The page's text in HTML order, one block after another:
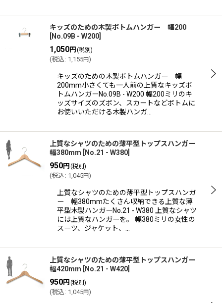
キッズのための木製ボトムハンガー 幅200
[No.09B - W200]
1,050円(税別)
(税込 : 1,155円)
キッズのための木製ボトムハンガー 幅
200mm小さくても一人前の上質なキッズボ
トムハンガーNo.09B - W200 幅200ミリのキ
ッズサイズのズボン、スカートなどボトムに
お使いいただける木製ハンガ…
上質なシャツのための薄平型トップスハンガー
幅380mm [No.21 - W380]
950円(税別)
(税込 : 1,045円)
上質なシャツのための薄平型トップスハンガ
ー 幅380mmたくさん収納できる上質な薄
平型木製ハンガーNo.21 - W380 上質なシャツ
には上質なハンガーを。 幅380ミリの女性の
スーツ、ジャケット、…
上質なシャツのための薄平型トップスハンガー
幅420mm [No.21 - W420]
950円(税別)
(税込 : 1,045円)